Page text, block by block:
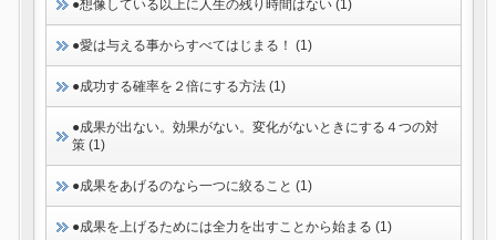
●想像している以上に人生の残り時間はない (1)
●愛は与える事からすべてはじまる！ (1)
●成功する確率を２倍にする方法 (1)
●成果が出ない。効果がない。変化がないときにする４つの対
策 (1)
●成果をあげるのなら一つに絞ること (1)
●成果を上げるためには全力を出すことから始まる (1)